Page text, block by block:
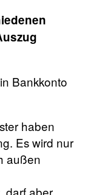
Bankkonto
haben
Es wird nur
außen